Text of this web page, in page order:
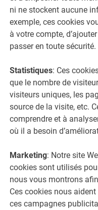
ni ne stockent aucune
exemple, ces cookies
à votre compte,
passer en toute sécurité.
Statistiques: Ces
que le nombre de
visiteurs uniques, les
source de la visite, etc.
comprendre et à
où il a besoin
Marketing: Notre site
cookies sont utilisés
nous vous montrons
Ces cookies nous
ces campagnes